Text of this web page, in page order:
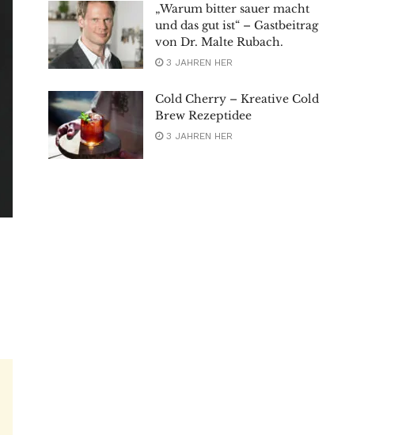
„Warum bitter sauer macht
und das gut ist“ – Gastbeitrag
von Dr. Malte Rubach.
3 JAHREN HER
Cold Cherry – Kreative Cold
Brew Rezeptidee
3 JAHREN HER